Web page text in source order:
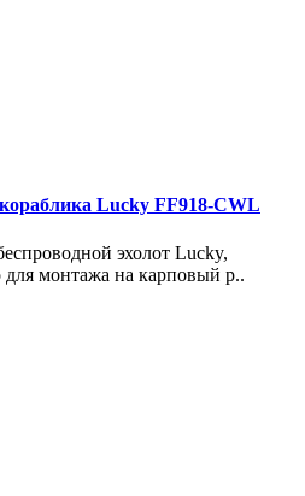
Lucky FF918-CWL
эхолот Lucky,
для монтажа на карповый р..